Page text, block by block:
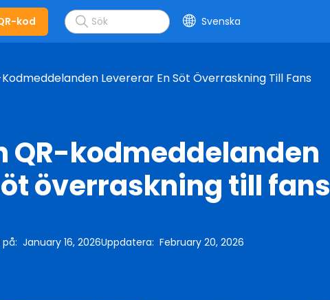
kod Svenska
Kodmeddelanden Levererar En Söt Överraskning Till Fans
QR-kodmeddelanden
överraskning till fans
på:January 16, 2026Uppdatera:February 20, 2026